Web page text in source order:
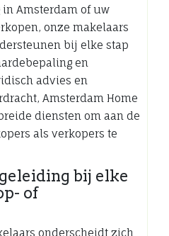
Amsterdam of uw
onze makelaars
bij elke stap
en
advies en
Amsterdam Home
diensten om aan de
als verkopers te
bij elke
of
onderscheidt zich